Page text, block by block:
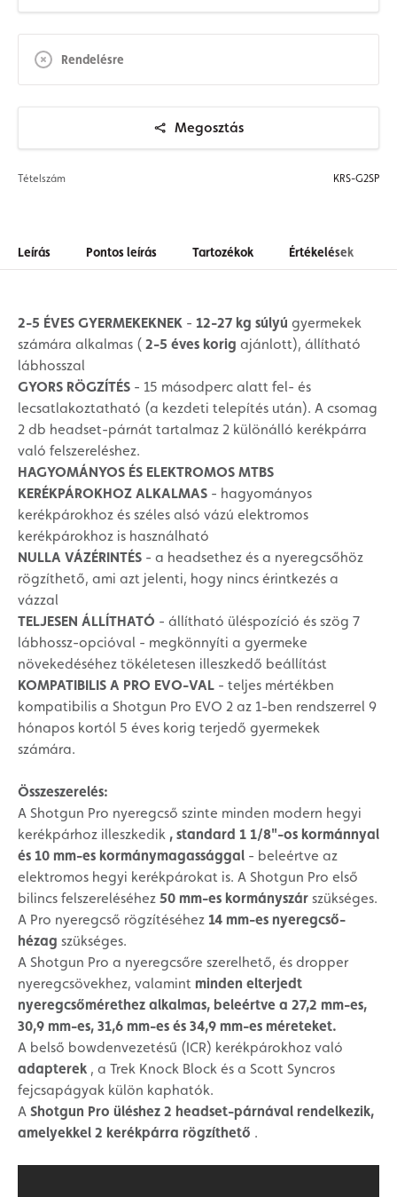
Rendelésre
Megosztás
Tételszám KRS-G2SP
Leírás Pontos leírás Tartozékok Értékelések
2-5 ÉVES GYERMEKEKNEK - 12-27 kg súlyú gyermekek
számára alkalmas ( 2-5 éves korig ajánlott), állítható
lábhosszal
GYORS RÖGZÍTÉS - 15 másodperc alatt fel- és
lecsatlakoztatható (a kezdeti telepítés után). A csomag
2 db headset-párnát tartalmaz 2 különálló kerékpárra
való felszereléshez.
HAGYOMÁNYOS ÉS ELEKTROMOS MTBS
KERÉKPÁROKHOZ ALKALMAS - hagyományos
kerékpárokhoz és széles alsó vázú elektromos
kerékpárokhoz is használható
NULLA VÁZÉRINTÉS - a headsethez és a nyeregcsőhöz
rögzíthető, ami azt jelenti, hogy nincs érintkezés a
vázzal
TELJESEN ÁLLÍTHATÓ - állítható üléspozíció és szög 7
lábhossz-opcióval - megkönnyíti a gyermeke
növekedéséhez tökéletesen illeszkedő beállítást
KOMPATIBILIS A PRO EVO-VAL - teljes mértékben
kompatibilis a Shotgun Pro EVO 2 az 1-ben rendszerrel 9
hónapos kortól 5 éves korig terjedő gyermekek
számára.
Összeszerelés:
A Shotgun Pro nyeregcső szinte minden modern hegyi
kerékpárhoz illeszkedik , standard 1 1/8"-os kormánnyal
és 10 mm-es kormánymagassággal - beleértve az
elektromos hegyi kerékpárokat is. A Shotgun Pro első
bilincs felszereléséhez 50 mm-es kormányszár szükséges.
A Pro nyeregcső rögzítéséhez 14 mm-es nyeregcső-
hézag szükséges.
A Shotgun Pro a nyeregcsőre szerelhető, és dropper
nyeregcsövekhez, valamint minden elterjedt
nyeregcsőmérethez alkalmas, beleértve a 27,2 mm-es,
30,9 mm-es, 31,6 mm-es és 34,9 mm-es méreteket.
A belső bowdenvezetésű (ICR) kerékpárokhoz való
adapterek , a Trek Knock Block és a Scott Syncros
fejcsapágyak külön kaphatók.
A Shotgun Pro üléshez 2 headset-párnával rendelkezik,
amelyekkel 2 kerékpárra rögzíthető .